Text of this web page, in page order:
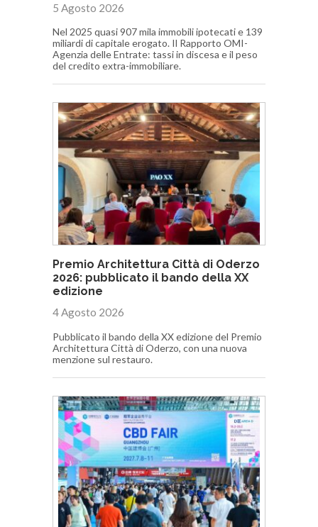
5 Agosto 2026
Nel 2025 quasi 907 mila immobili ipotecati e 139
miliardi di capitale erogato. Il Rapporto OMI-
Agenzia delle Entrate: tassi in discesa e il peso
del credito extra-immobiliare.
Premio Architettura Città di Oderzo
2026: pubblicato il bando della XX
edizione
4 Agosto 2026
Pubblicato il bando della XX edizione del Premio
Architettura Città di Oderzo, con una nuova
menzione sul restauro.